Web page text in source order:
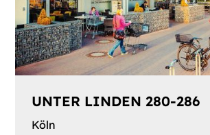
UNTER LINDEN 280-286
Köln